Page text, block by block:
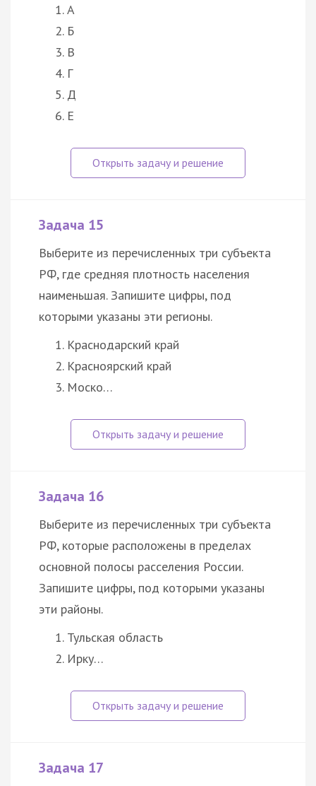
А
Б
В
Г
Д
Е
Задача 15
Выберите из перечисленных три субъекта
РФ, где средняя плотность населения
наименьшая. Запишите цифры, под
которыми указаны эти регионы.
Краснодарский край
Красноярский край
Моско…
Задача 16
Выберите из перечисленных три субъекта
РФ, которые расположены в пределах
основной полосы расселения России.
Запишите цифры, под которыми указаны
эти районы.
Тульская область
Ирку…
Задача 17